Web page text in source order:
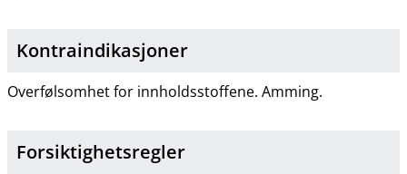
Kontraindikasjoner
Overfølsomhet for innholdsstoffene. Amming.
Forsiktighetsregler